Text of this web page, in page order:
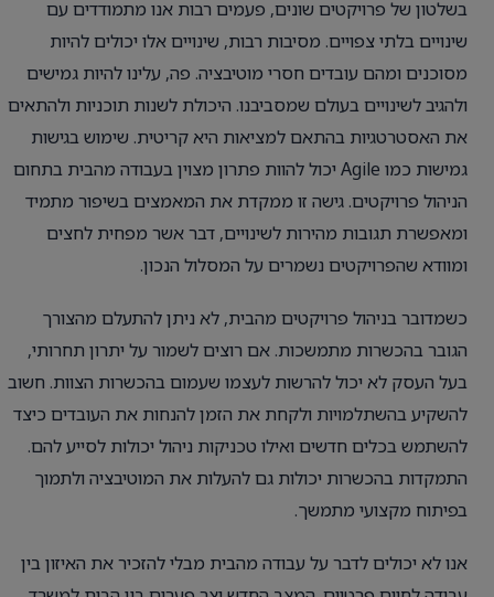
בשלטון של פרויקטים שונים, פעמים רבות אנו מתמודדים עם
שינויים בלתי צפויים. מסיבות רבות, שינויים אלו יכולים להיות
מסוכנים ומהם עובדים חסרי מוטיבציה. פה, עלינו להיות גמישים
ולהגיב לשינויים בעולם שמסביבנו. היכולת לשנות תוכניות ולהתאים
את האסטרטגיות בהתאם למציאות היא קריטית. שימוש בגישות
גמישות כמו Agile יכול להוות פתרון מצוין בעבודה מהבית בתחום
הניהול פרויקטים. גישה זו ממקדת את המאמצים בשיפור מתמיד
ומאפשרת תגובות מהירות לשינויים, דבר אשר מפחית לחצים
ומוודא שהפרויקטים נשמרים על המסלול הנכון.
כשמדובר בניהול פרויקטים מהבית, לא ניתן להתעלם מהצורך
הגובר בהכשרות מתמשכות. אם רוצים לשמור על יתרון תחרותי,
בעל העסק לא יכול להרשות לעצמו שעמום בהכשרות הצוות. חשוב
להשקיע בהשתלמויות ולקחת את הזמן להנחות את העובדים כיצד
להשתמש בכלים חדשים ואילו טכניקות ניהול יכולות לסייע להם.
התמקדות בהכשרות יכולות גם להעלות את המוטיבציה ולתמוך
בפיתוח מקצועי מתמשך.
אנו לא יכולים לדבר על עבודה מהבית מבלי להזכיר את האיזון בין